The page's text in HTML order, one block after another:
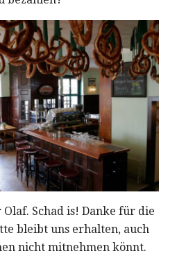
Schad is! Danke für die
bleibt uns erhalten, auch
nicht mitnehmen könnt.